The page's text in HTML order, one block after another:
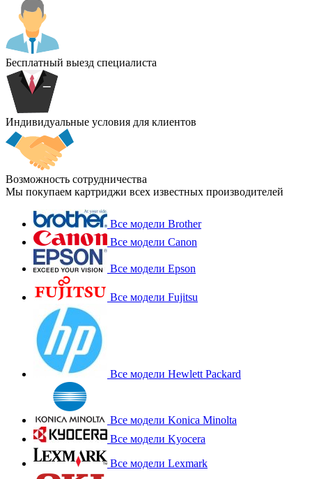
Бесплатный выезд специалиста
Индивидуальные условия для клиентов
Возможность сотрудничества
Мы покупаем картриджи всех известных производителей
Все модели Brother
Все модели Canon
Все модели Epson
Все модели Fujitsu
Все модели Hewlett Packard
Все модели Konica Minolta
Все модели Kyocera
Все модели Lexmark